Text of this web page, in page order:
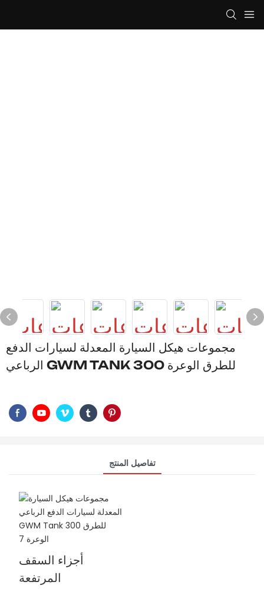
مجموعات هيكل السيارة المعدلة لسيارات الدفع
الرباعي GWM TANK 300 للطرق الوعرة
تفاصيل المنتج
أجزاء السقف
المرتفعة